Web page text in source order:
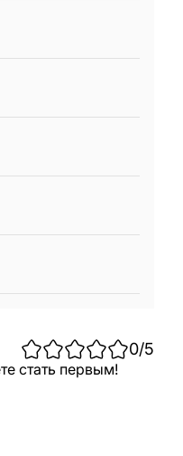
0/5
стать первым!